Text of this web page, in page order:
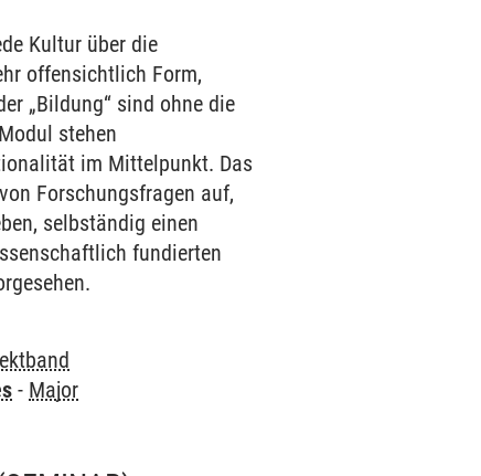
Kultur über die
offensichtlich Form,
„Bildung“ sind ohne die
stehen
im Mittelpunkt. Das
Forschungsfragen auf,
selbständig einen
fundierten
- Major